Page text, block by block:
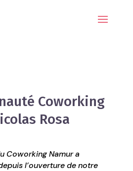
Coworking
Rosa
Coworking Namur a
l’ouverture de notre